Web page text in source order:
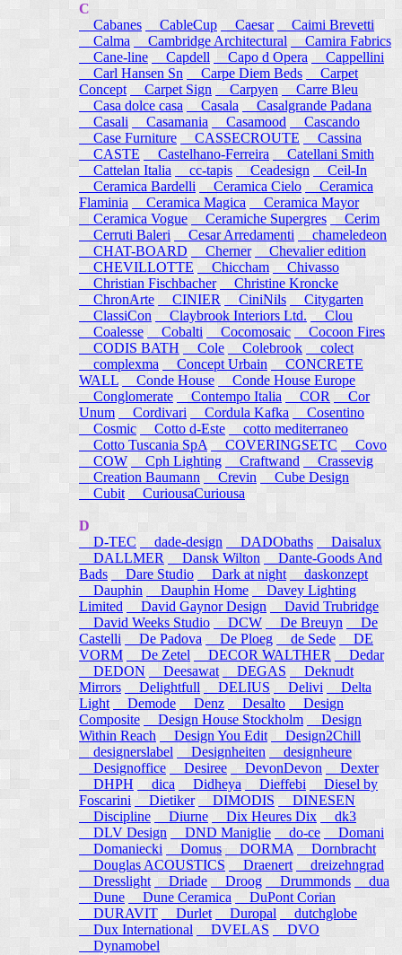
C
Cabanes
CableCup Caesar
Caimi Brevetti
Calma
Cambridge Architectural
Camira Fabrics
Cane-line
Capdell Capo d Opera
Cappellini
Carl Hansen Sn
Carpe Diem Beds
Carpet
Concept
Carpet Sign Carpyen
Carre Bleu
Casa dolce casa
Casala
Casalgrande Padana
Casali
Casamania Casamood
Cascando
Case Furniture
CASSECROUTE
Cassina
CASTE
Castelhano-Ferreira
Catellani Smith
Cattelan Italia
cc-tapis Ceadesign
Ceil-In
Ceramica Bardelli
Ceramica Cielo
Ceramica
Flaminia
Ceramica Magica
Ceramica Mayor
Ceramica Vogue
Ceramiche Supergres Cerim
Cerruti Baleri
Cesar Arredamenti
chameledeon
CHAT-BOARD
Cherner
Chevalier edition
CHEVILLOTTE
Chiccham
Chivasso
Christian Fischbacher
Christine Kroncke
ChronArte
CINIER CiniNils
Citygarten
ClassiCon
Claybrook Interiors Ltd.
Clou
Coalesse
Cobalti Cocomosaic
Cocoon Fires
CODIS BATH
Cole Colebrook
colect
complexma
Concept Urbain
CONCRETE
WALL
Conde House
Conde House Europe
Conglomerate
Contempo Italia COR
Cor
Unum
Cordivari Cordula Kafka
Cosentino
Cosmic
Cotto d-Este
cotto mediterraneo
Cotto Tuscania SpA
COVERINGSETC
Covo
COW
Cph Lighting Craftwand
Crassevig
Creation Baumann
Crevin
Cube Design
Cubit
CuriousaCuriousa
D
D-TEC
dade-design DADObaths
Daisalux
DALLMER
Dansk Wilton
Dante-Goods And
Bads
Dare Studio Dark at night
daskonzept
Dauphin
Dauphin Home
Davey Lighting
Limited
David Gaynor Design
David Trubridge
David Weeks Studio
DCW De Breuyn
De
Castelli
De Padova De Ploeg de Sede
DE
VORM
De Zetel DECOR WALTHER
Dedar
DEDON
Deesawat DEGAS
Deknudt
Mirrors
Delightfull DELIUS Delivi
Delta
Light
Demode Denz Desalto
Design
Composite
Design House Stockholm
Design
Within Reach
Design You Edit
Design2Chill
designerslabel
Designheiten
designheure
Designoffice
Desiree DevonDevon
Dexter
DHPH
dica Didheya Dieffebi
Diesel by
Foscarini
Dietiker DIMODIS
DINESEN
Discipline
Diurne Dix Heures Dix
dk3
DLV Design
DND Maniglie do-ce
Domani
Domaniecki
Domus DORMA
Dornbracht
Douglas ACOUSTICS
Draenert
dreizehngrad
Dresslight Driade Droog Drummonds
dua
Dune
Dune Ceramica
DuPont Corian
DURAVIT
Durlet Duropal
dutchglobe
Dux International
DVELAS
DVO
Dynamobel